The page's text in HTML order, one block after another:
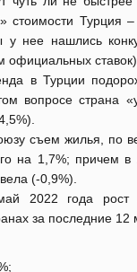
стоимости Турция
нее нашлись
официальных ставок).
в Турции
вопросе страна
съем жилья, по
на 1,7%; причем в
(-0,9%).
2022 года рост
за последние 12